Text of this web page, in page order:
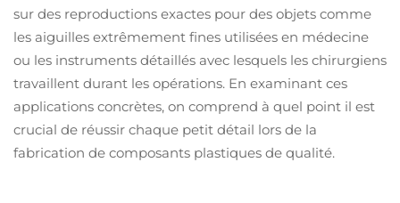
sur des reproductions exactes pour des objets comme
les aiguilles extrêmement fines utilisées en médecine
ou les instruments détaillés avec lesquels les chirurgiens
travaillent durant les opérations. En examinant ces
applications concrètes, on comprend à quel point il est
crucial de réussir chaque petit détail lors de la
fabrication de composants plastiques de qualité.